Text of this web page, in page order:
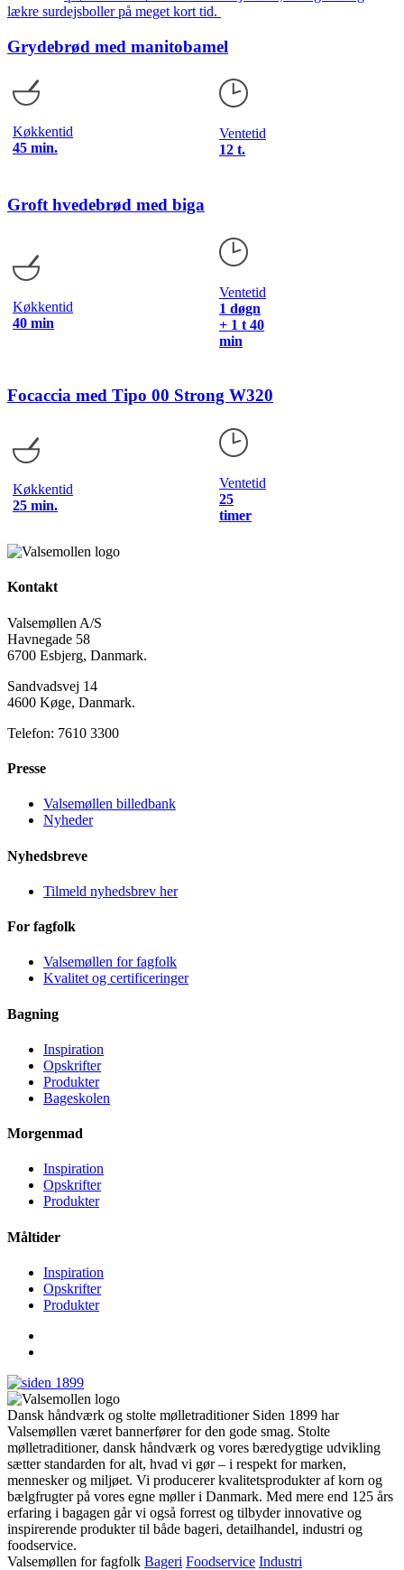
lækre surdejsboller på meget kort tid.
Grydebrød med manitobamel
Køkkentid
45 min.
Ventetid
12 t.
Groft hvedebrød med biga
Køkkentid
40 min
Ventetid
1 døgn
+ 1 t 40
min
Focaccia med Tipo 00 Strong W320
Køkkentid
25 min.
Ventetid
25
timer
Kontakt
Valsemøllen A/S
Havnegade 58
6700 Esbjerg, Danmark.
Sandvadsvej 14
4600 Køge, Danmark.
Telefon: 7610 3300
Presse
Valsemøllen billedbank
Nyheder
Nyhedsbreve
Tilmeld nyhedsbrev her
For fagfolk
Valsemøllen for fagfolk
Kvalitet og certificeringer
Bagning
Inspiration
Opskrifter
Produkter
Bageskolen
Morgenmad
Inspiration
Opskrifter
Produkter
Måltider
Inspiration
Opskrifter
Produkter
Dansk håndværk og stolte mølletraditioner Siden 1899 har
Valsemøllen været bannerfører for den gode smag. Stolte
mølletraditioner, dansk håndværk og vores bæredygtige udvikling
sætter standarden for alt, hvad vi gør – i respekt for marken,
mennesker og miljøet. Vi producerer kvalitetsprodukter af korn og
bælgfrugter på vores egne møller i Danmark. Med mere end 125 års
erfaring i bagagen går vi også forrest og tilbyder innovative og
inspirerende produkter til både bageri, detailhandel, industri og
foodservice.
Valsemøllen for fagfolk Bageri Foodservice Industri